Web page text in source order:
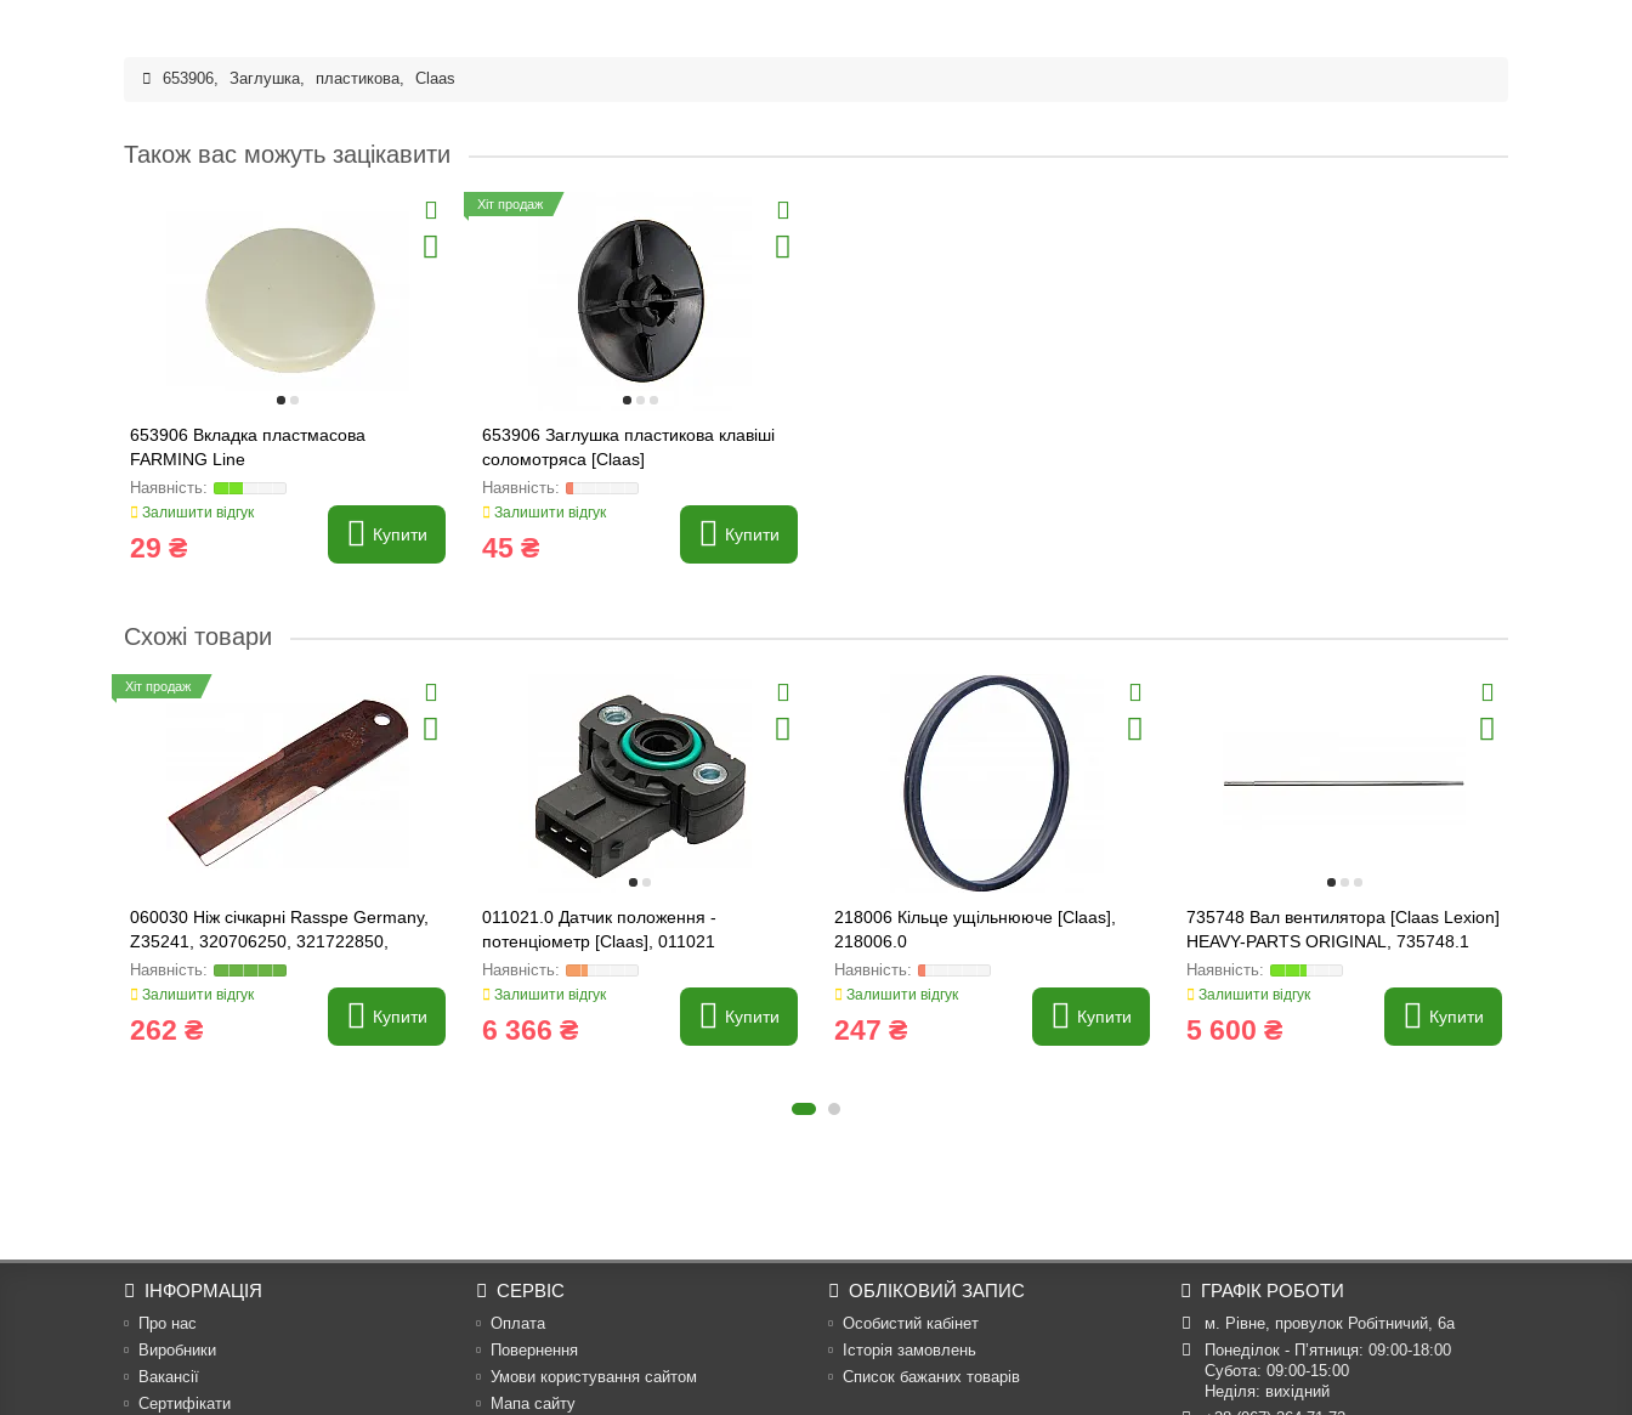
653906, Заглушка, пластикова, Claas
Також вас можуть зацікавити
653906 Вкладка пластмасова
FARMING Line
Залишити відгук
29 ₴ Купити
Хіт продаж
653906 Заглушка пластикова клавіші
соломотряса [Claas]
Залишити відгук
45 ₴ Купити
Схожі товари
Хіт продаж
060030 Ніж січкарні Rasspe Germany,
Z35241, 320706250, 321722850,
41001-121
Залишити відгук
262 ₴ Купити
011021.0 Датчик положення -
потенціометр [Claas], 011021
Залишити відгук
6 366 ₴ Купити
218006 Кільце ущільнююче [Claas],
218006.0
Залишити відгук
247 ₴ Купити
735748 Вал вентилятора [Claas Lexion]
HEAVY-PARTS ORIGINAL, 735748.1
Залишити відгук
5 600 ₴ Купити
ІНФОРМАЦІЯ
Про нас
Виробники
Вакансії
Сертифікати
СЕРВІС
Оплата
Повернення
Умови користування сайтом
Мапа сайту
ОБЛІКОВИЙ ЗАПИС
Особистий кабінет
Історія замовлень
Список бажаних товарів
ГРАФІК РОБОТИ
м. Рівне, провулок Робітничий, 6а
Понеділок - П’ятниця: 09:00-18:00
Субота: 09:00-15:00
Неділя: вихідний